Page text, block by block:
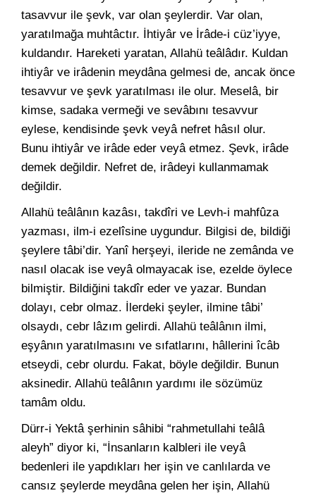
tasavvur ile şevk, var olan şeylerdir. Var olan,
yaratılmağa muhtâctır. İhtiyâr ve İrâde-i cüz’iyye,
kuldandır. Hareketi yaratan, Allahü teâlâdır. Kuldan
ihtiyâr ve irâdenin meydâna gelmesi de, ancak önce
tesavvur ve şevk yaratılması ile olur. Meselâ, bir
kimse, sadaka vermeği ve sevâbını tesavvur
eylese, kendisinde şevk veyâ nefret hâsıl olur.
Bunu ihtiyâr ve irâde eder veyâ etmez. Şevk, irâde
demek değildir. Nefret de, irâdeyi kullanmamak
değildir.
Allahü teâlânın kazâsı, takdîri ve Levh-i mahfûza
yazması, ilm-i ezelîsine uygundur. Bilgisi de, bildiği
şeylere tâbi’dir. Yanî herşeyi, ileride ne zemânda ve
nasıl olacak ise veyâ olmayacak ise, ezelde öylece
bilmiştir. Bildiğini takdîr eder ve yazar. Bundan
dolayı, cebr olmaz. İlerdeki şeyler, ilmine tâbi’
olsaydı, cebr lâzım gelirdi. Allahü teâlânın ilmi,
eşyânın yaratılmasını ve sıfatlarını, hâllerini îcâb
etseydi, cebr olurdu. Fakat, böyle değildir. Bunun
aksinedir. Allahü teâlânın yardımı ile sözümüz
tamâm oldu.
Dürr-i Yektâ şerhinin sâhibi “rahmetullahi teâlâ
aleyh” diyor ki, “İnsanların kalbleri ile veyâ
bedenleri ile yapdıkları her işin ve canlılarda ve
cansız şeylerde meydâna gelen her işin, Allahü